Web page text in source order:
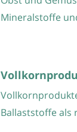
Mineralstoffe
Ballaststoffe